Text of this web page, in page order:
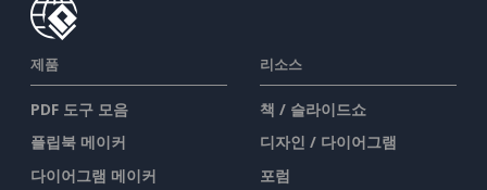
제품
PDF 도구 모음
플립북 메이커
다이어그램 메이커
리소스
책 / 슬라이드쇼
디자인 / 다이어그램
포럼